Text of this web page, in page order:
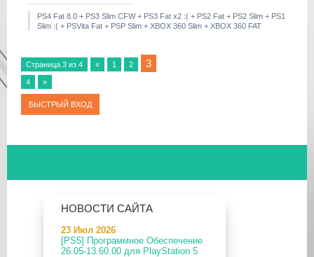
PS4 Fat 8.0 + PS3 Slim CFW + PS3 Fat x2 :( + PS2 Fat + PS2 Slim + PS1
Slim :( + PSVita Fat + PSP Slim + XBOX 360 Slim + XBOX 360 FAT
Страница 3 из 4 « 1 2 3
4 »
НОВОСТИ САЙТА
23 Июл 2026
[PS5] Программное Обеспечение
26.05-13.60.00 для PlayStation 5